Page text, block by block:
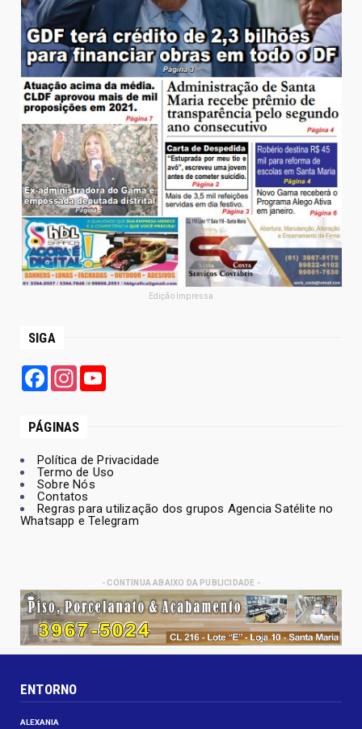
Edição Impressa
SIGA
FacebookInstagram
PÁGINAS
Política de Privacidade
Termo de Uso
Sobre Nós
Contatos
Regras para utilização dos grupos Agencia Satélite no
Whatsapp e Telegram
- CONTINUA ABAIXO DA PUBLICIDADE -
ENTORNO
ALEXANIA